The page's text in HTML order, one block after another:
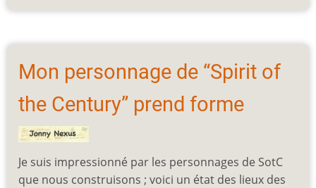
Mon personnage de “Spirit of
the Century” prend forme
Je suis impressionné par les personnages de SotC
que nous construisons ; voici un état des lieux des